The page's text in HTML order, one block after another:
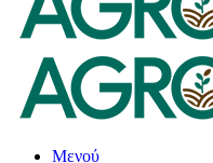
Μενού